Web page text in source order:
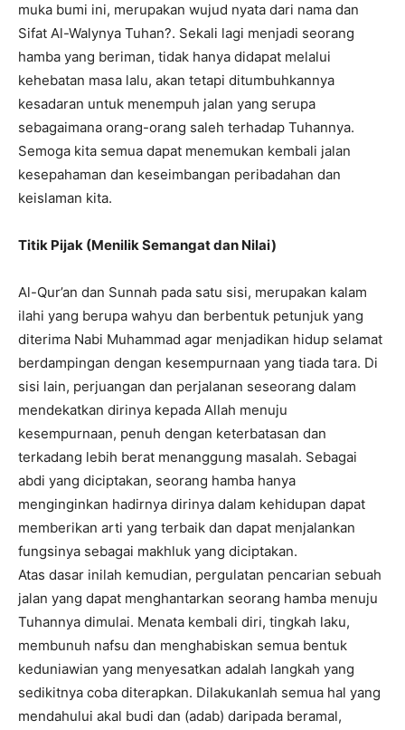
muka bumi ini, merupakan wujud nyata dari nama dan
Sifat Al-Walynya Tuhan?. Sekali lagi menjadi seorang
hamba yang beriman, tidak hanya didapat melalui
kehebatan masa lalu, akan tetapi ditumbuhkannya
kesadaran untuk menempuh jalan yang serupa
sebagaimana orang-orang saleh terhadap Tuhannya.
Semoga kita semua dapat menemukan kembali jalan
kesepahaman dan keseimbangan peribadahan dan
keislaman kita.
Titik Pijak (Menilik Semangat dan Nilai)
Al-Qur’an dan Sunnah pada satu sisi, merupakan kalam
ilahi yang berupa wahyu dan berbentuk petunjuk yang
diterima Nabi Muhammad agar menjadikan hidup selamat
berdampingan dengan kesempurnaan yang tiada tara. Di
sisi lain, perjuangan dan perjalanan seseorang dalam
mendekatkan dirinya kepada Allah menuju
kesempurnaan, penuh dengan keterbatasan dan
terkadang lebih berat menanggung masalah. Sebagai
abdi yang diciptakan, seorang hamba hanya
menginginkan hadirnya dirinya dalam kehidupan dapat
memberikan arti yang terbaik dan dapat menjalankan
fungsinya sebagai makhluk yang diciptakan.
Atas dasar inilah kemudian, pergulatan pencarian sebuah
jalan yang dapat menghantarkan seorang hamba menuju
Tuhannya dimulai. Menata kembali diri, tingkah laku,
membunuh nafsu dan menghabiskan semua bentuk
keduniawian yang menyesatkan adalah langkah yang
sedikitnya coba diterapkan. Dilakukanlah semua hal yang
mendahului akal budi dan (adab) daripada beramal,